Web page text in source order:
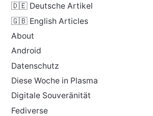
🇩🇪 Deutsche Artikel
🇬🇧 English Articles
About
Android
Datenschutz
Diese Woche in Plasma
Digitale Souveränität
Fediverse